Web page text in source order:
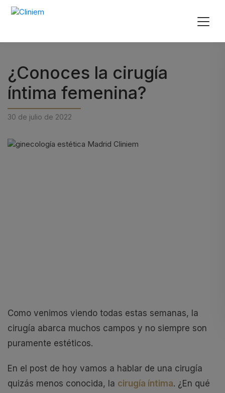
¿Conoces la cirugía
íntima femenina?
30 de julio de 2022
Como venimos viendo todas estas semanas, la
cirugía abarca muchos campos y no siempre son
puramente estéticos.
En el post de hoy vamos a hablar de una cirugía
quizás menos conocida, la cirugía íntima. ¿En qué